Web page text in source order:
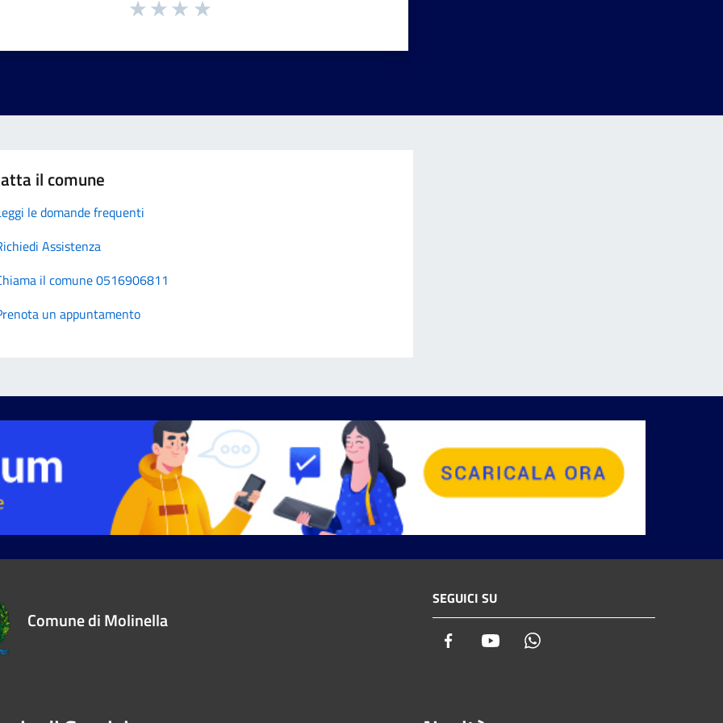
il comune
le domande frequenti
Assistenza
il comune 0516906811
un appuntamento
Comune di Molinella
SEGUICI SU
Facebook Youtube